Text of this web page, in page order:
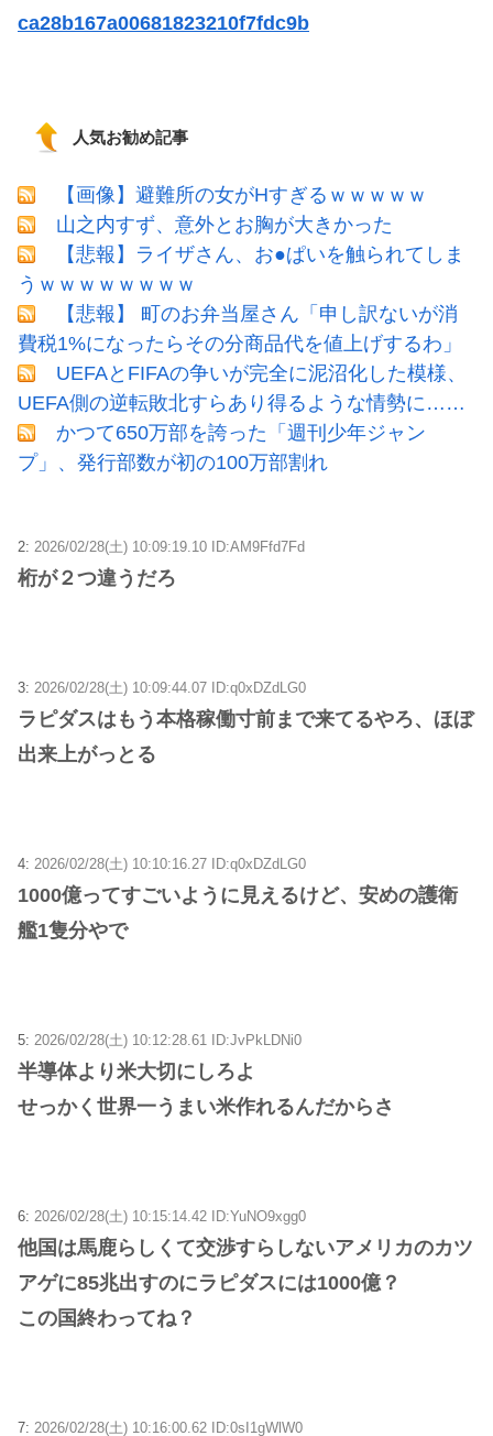
ca28b167a00681823210f7fdc9b
人気お勧め記事
【画像】避難所の女がHすぎるｗｗｗｗｗ
山之内すず、意外とお胸が大きかった
【悲報】ライザさん、お●ぱいを触られてしま
うｗｗｗｗｗｗｗｗ
【悲報】 町のお弁当屋さん「申し訳ないが消
費税1%になったらその分商品代を値上げするわ」
UEFAとFIFAの争いが完全に泥沼化した模様、
UEFA側の逆転敗北すらあり得るような情勢に……
かつて650万部を誇った「週刊少年ジャン
プ」、発行部数が初の100万部割れ
2: 2026/02/28(土) 10:09:19.10 ID:AM9Ffd7Fd
桁が２つ違うだろ
3: 2026/02/28(土) 10:09:44.07 ID:q0xDZdLG0
ラピダスはもう本格稼働寸前まで来てるやろ、ほぼ
出来上がっとる
4: 2026/02/28(土) 10:10:16.27 ID:q0xDZdLG0
1000億ってすごいように見えるけど、安めの護衛
艦1隻分やで
5: 2026/02/28(土) 10:12:28.61 ID:JvPkLDNi0
半導体より米大切にしろよ
せっかく世界一うまい米作れるんだからさ
6: 2026/02/28(土) 10:15:14.42 ID:YuNO9xgg0
他国は馬鹿らしくて交渉すらしないアメリカのカツ
アゲに85兆出すのにラピダスには1000億？
この国終わってね？
7: 2026/02/28(土) 10:16:00.62 ID:0sI1gWlW0